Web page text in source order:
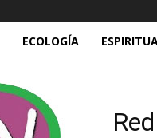
ECOLOGÍA